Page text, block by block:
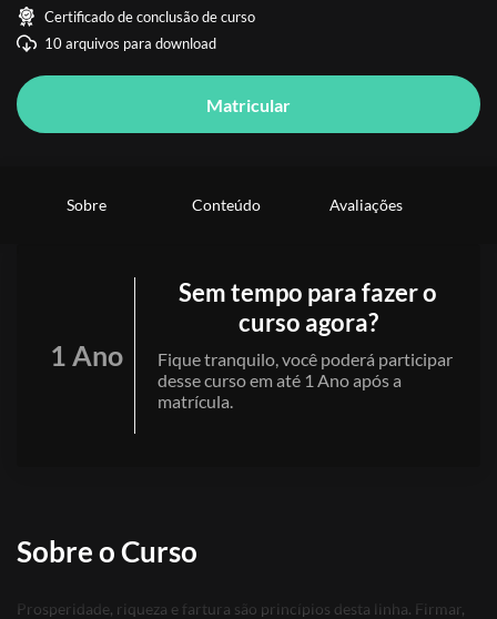
Certificado de conclusão de curso
10 arquivos para download
Matricular
Sobre Conteúdo Avaliações
1 Ano
Sem tempo para fazer o
curso agora?
Fique tranquilo, você poderá participar
desse curso em até 1 Ano após a
matrícula.
Sobre o Curso
Prosperidade, riqueza e fartura são princípios desta linha. Firmar,